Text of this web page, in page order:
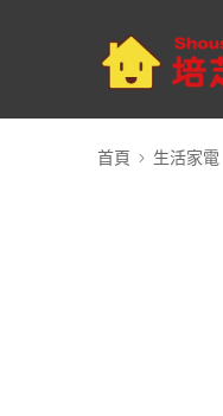
首頁 生活家電